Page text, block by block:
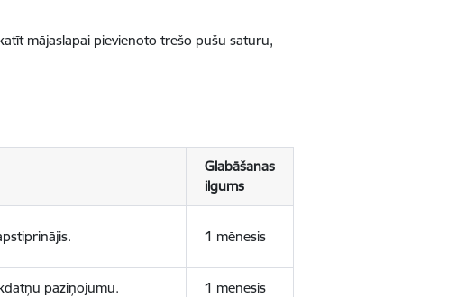
mājaslapai pievienoto trešo pušu saturu,
Glabāšanas
ilgums
1 mēnesis
paziņojumu. 1 mēnesis